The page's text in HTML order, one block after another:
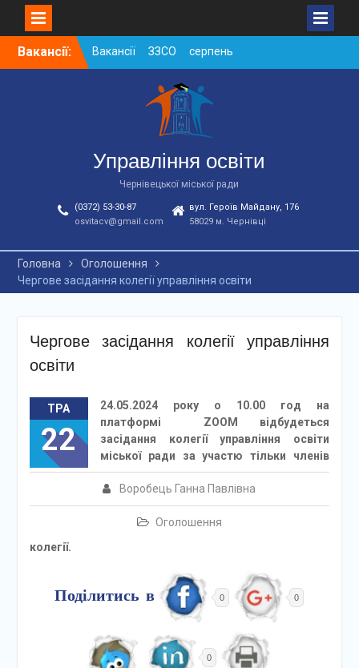
SkipВакансії:
Вакансії ЗЗСО серпень
2026
Вакансії ЗЗСО червень
Вакансії у ЗДО та
дошкільних підрозділах
ЗЗСО станом на
01.08.2026 р.
Управління освіти
Чернівецької міської ради
(0372) 53-30-87
osvitacv@gmail.com
вул. Героїв Майдану, 176
58029 м. Чернівці
Головна
Оголошення
Чергове засідання колегії управління освіти
Чергове засідання колегії управління
освіти
ТРА
22
Воробець Ганна Павлівна
Оголошення
24.05.2024 року о 10.00 год на
платформі ZOOM відбудеться
засідання колегії управління освіти
міської ради за участю тільки членів
колегії.
Поділитись в 0 0
0